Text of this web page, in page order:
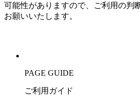
可能性がありますので、ご利用の判
お願いいたします。
PAGE GUIDE
ご利用ガイド